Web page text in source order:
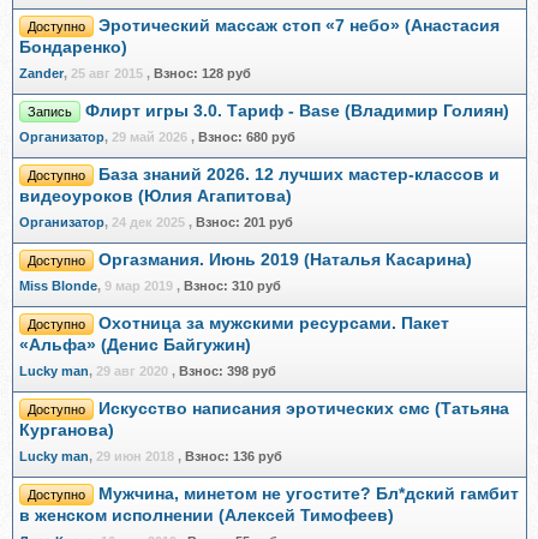
Доступно
Эротический массаж стоп «7 небо» (Анастасия
Бондаренко)
Zander, 25 авг 2015 , Взнос: 128 руб
Запись Флирт игры 3.0. Тариф - Base (Владимир Голиян)
Организатор, 29 май 2026 , Взнос: 680 руб
Доступно
База знаний 2026. 12 лучших мастер-классов и
видеоуроков (Юлия Агапитова)
Организатор, 24 дек 2025 , Взнос: 201 руб
Доступно Оргазмания. Июнь 2019 (Наталья Касарина)
Miss Blonde, 9 мар 2019 , Взнос: 310 руб
Доступно
Охотница за мужскими ресурсами. Пакет
«Альфа» (Денис Байгужин)
Lucky man, 29 авг 2020 , Взнос: 398 руб
Доступно
Искусство написания эротических смс (Татьяна
Курганова)
Lucky man, 29 июн 2018 , Взнос: 136 руб
Доступно
Мужчина, минетом не угостите? Бл*дский гамбит
в женском исполнении (Алексей Тимофеев)